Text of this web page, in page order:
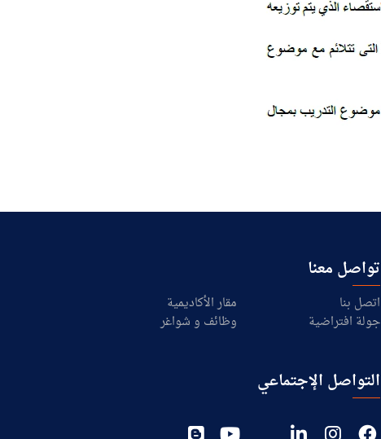
تواصل معنا
اتصل بنا
مقار الأكاديمية
جولة افتراضية
وظائف و شواغر
التواصل الإجتماعي